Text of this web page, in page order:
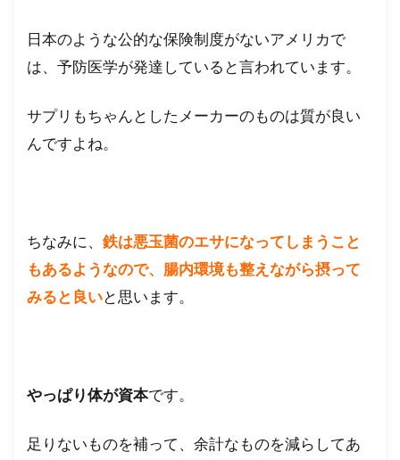
日本のような公的な保険制度がないアメリカで
は、予防医学が発達していると言われています。
サプリもちゃんとしたメーカーのものは質が良い
んですよね。
ちなみに、 鉄は悪玉菌のエサになってしまうこと
もあるようなので、腸内環境も整えながら摂って
みると良いと思います。
やっぱり体が資本です。
足りないものを補って、余計なものを減らしてあ